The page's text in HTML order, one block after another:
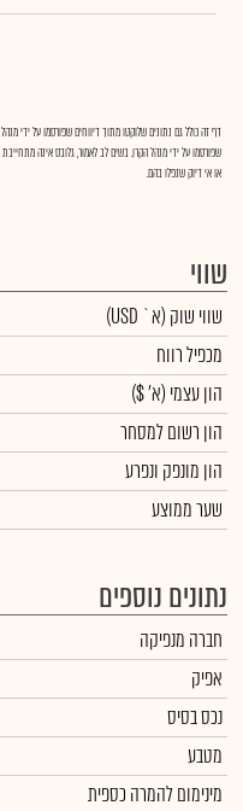
דף זה כולל גם נתונים שלוקטו מתוך דיווחים שפורסמו על ידי
שפורסמו על ידי מנהל הקרן. בשים לב לאמור, גלובס אינה
או אי דיוק שנפלו בהם.
שווי
שווי שוק (א` USD)
מכפיל רווח
הון עצמי (א' $)
הון רשום למסחר
הון מונפק ונפרע
שער ממוצע
נתונים נוספים
חברה מנפיקה
אפיק
נכס בסיס
מטבע
מינימום להמרה כספית